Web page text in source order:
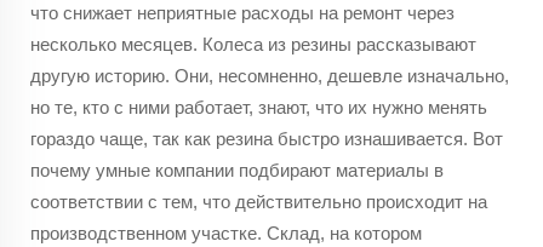
что снижает неприятные расходы на ремонт через
несколько месяцев. Колеса из резины рассказывают
другую историю. Они, несомненно, дешевле изначально,
но те, кто с ними работает, знают, что их нужно менять
гораздо чаще, так как резина быстро изнашивается. Вот
почему умные компании подбирают материалы в
соответствии с тем, что действительно происходит на
производственном участке. Склад, на котором